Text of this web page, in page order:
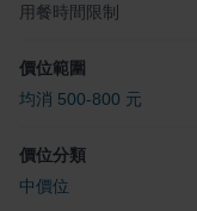
用餐時間限制
價位範圍
均消 500-800 元
價位分類
中價位